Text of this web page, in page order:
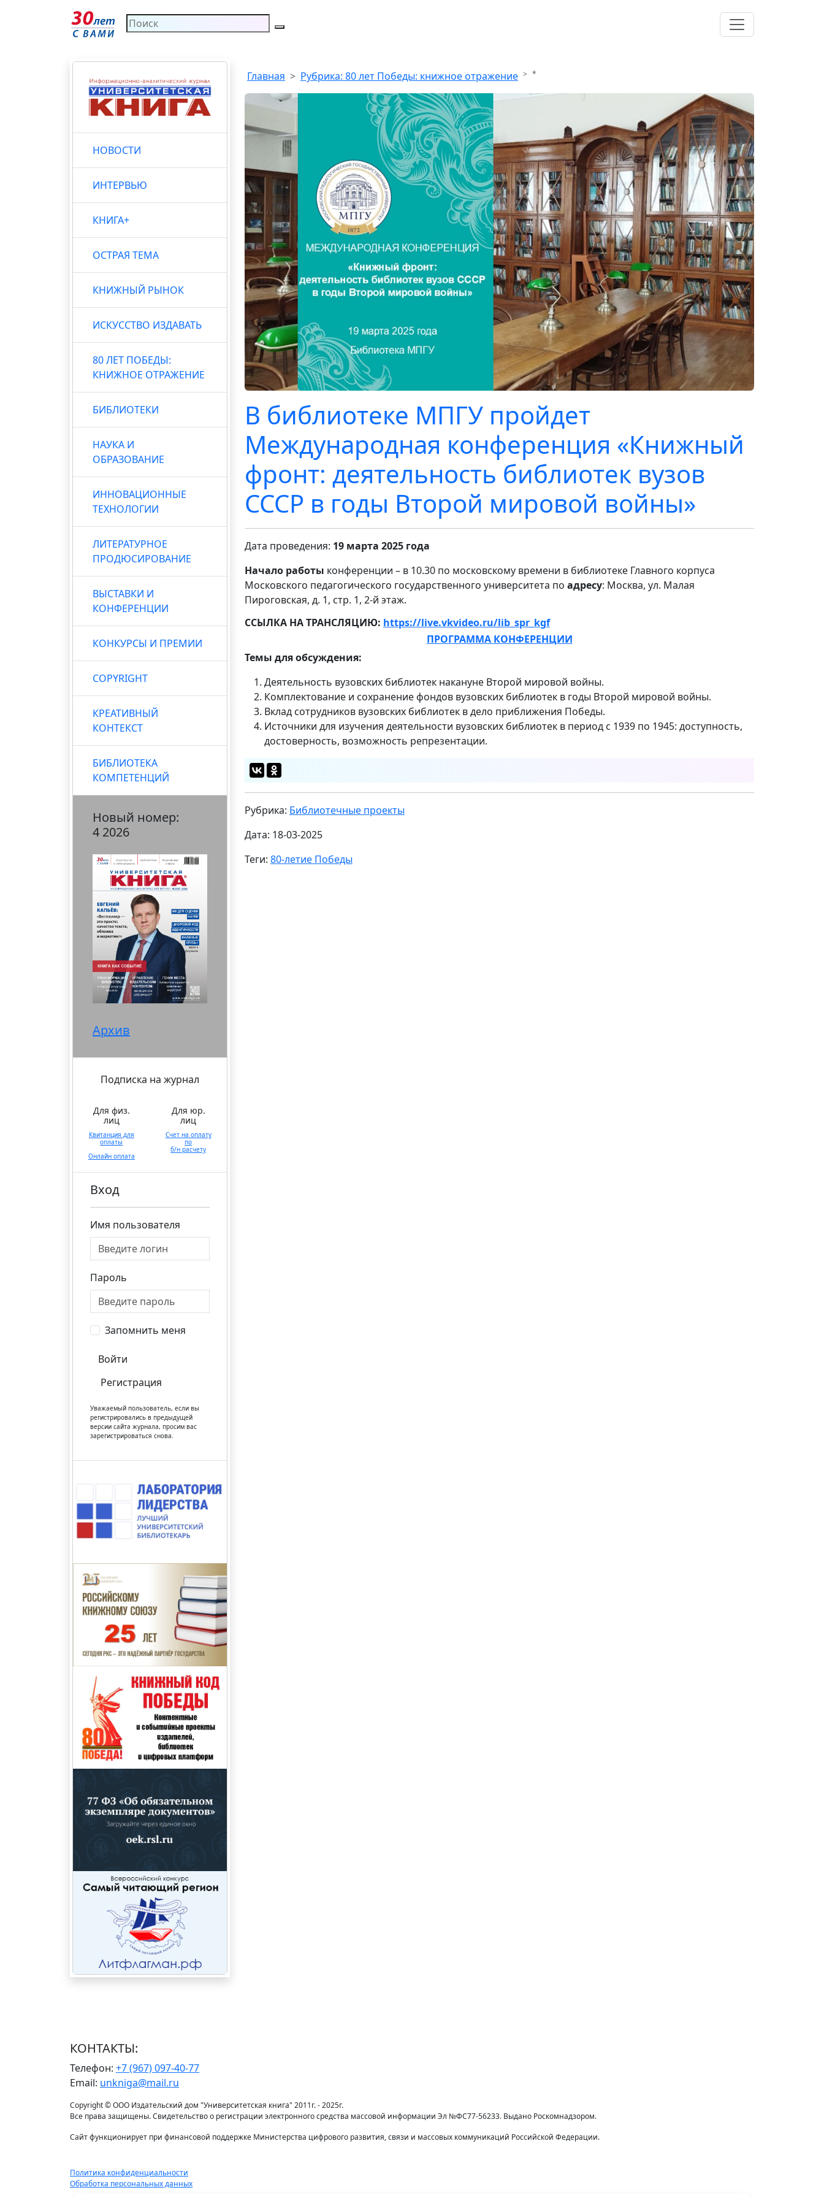
НОВОСТИ
ИНТЕРВЬЮ
КНИГА+
ОСТРАЯ ТЕМА
КНИЖНЫЙ РЫНОК
ИСКУССТВО ИЗДАВАТЬ
80 ЛЕТ ПОБЕДЫ:
КНИЖНОЕ ОТРАЖЕНИЕ
БИБЛИОТЕКИ
НАУКА И
ОБРАЗОВАНИЕ
ИННОВАЦИОННЫЕ
ТЕХНОЛОГИИ
ЛИТЕРАТУРНОЕ
ПРОДЮСИРОВАНИЕ
ВЫСТАВКИ И
КОНФЕРЕНЦИИ
КОНКУРСЫ И ПРЕМИИ
COPYRIGHT
КРЕАТИВНЫЙ
КОНТЕКСТ
БИБЛИОТЕКА
КОМПЕТЕНЦИЙ
Новый номер:
4 2026
Архив
Подписка на журнал
Для физ.
лиц
Квитанция для
оплаты
Онлайн оплата
Для юр.
лиц
Счет на оплату
по
б/н расчету
Вход
Имя пользователя
Пароль
Запомнить меня
Войти
Регистрация
Уважаемый пользователь, если вы
регистрировались в предыдущей
версии сайта журнала, просим вас
зарегистрироваться снова.
Главная Рубрика: 80 лет Победы: книжное отражение *
В библиотеке МПГУ пройдет
Международная конференция «Книжный
фронт: деятельность библиотек вузов
СССР в годы Второй мировой войны»
Дата проведения: 19 марта 2025 года
Начало работы конференции – в 10.30 по московскому времени в библиотеке Главного корпуса
Московского педагогического государственного университета по адресу: Москва, ул. Малая
Пироговская, д. 1, стр. 1, 2-й этаж.
ССЫЛКА НА ТРАНСЛЯЦИЮ: https://live.vkvideo.ru/lib_spr_kgf
ПРОГРАММА КОНФЕРЕНЦИИ
Темы для обсуждения:
Деятельность вузовских библиотек накануне Второй мировой войны.
Комплектование и сохранение фондов вузовских библиотек в годы Второй мировой войны.
Вклад сотрудников вузовских библиотек в дело приближения Победы.
Источники для изучения деятельности вузовских библиотек в период с 1939 по 1945: доступность,
достоверность, возможность репрезентации.
Рубрика: Библиотечные проекты
Дата: 18-03-2025
Теги: 80-летие Победы
КОНТАКТЫ:
Телефон: +7 (967) 097-40-77
Email: unkniga@mail.ru
Copyright © ООО Издательский дом "Университетская книга" 2011г. - 2025г.
Все права защищены. Свидетельство о регистрации электронного средства массовой информации Эл №ФС77-56233. Выдано Роскомнадзором.
Сайт функционирует при финансовой поддержке Министерства цифрового развития, связи и массовых коммуникаций Российской Федерации.
Политика конфиденциальности
Обработка персональных данных